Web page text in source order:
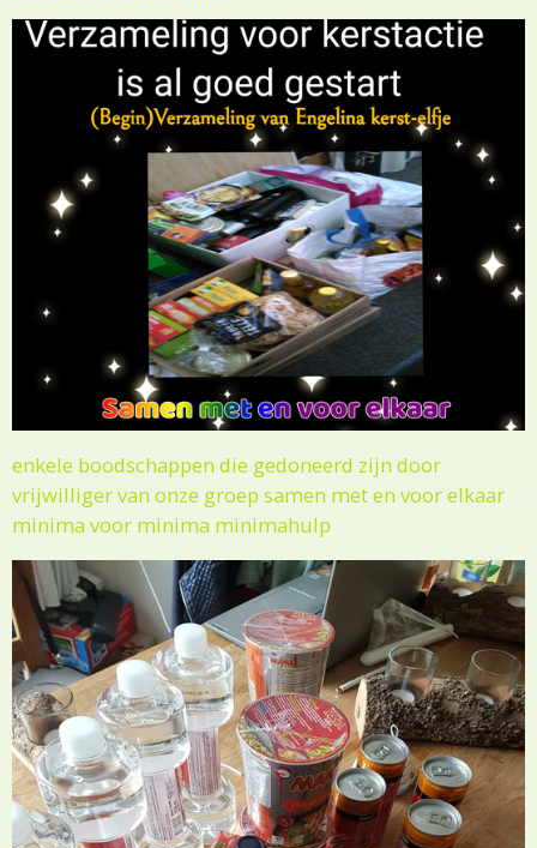
enkele boodschappen die gedoneerd zijn door
vrijwilliger van onze groep samen met en voor elkaar
minima voor minima minimahulp